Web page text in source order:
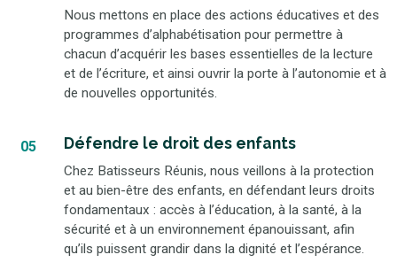
Nous mettons en place des actions éducatives et des
programmes d’alphabétisation pour permettre à
chacun d’acquérir les bases essentielles de la lecture
et de l’écriture, et ainsi ouvrir la porte à l’autonomie et à
de nouvelles opportunités.
05 Défendre le droit des enfants
Chez Batisseurs Réunis, nous veillons à la protection
et au bien-être des enfants, en défendant leurs droits
fondamentaux : accès à l’éducation, à la santé, à la
sécurité et à un environnement épanouissant, afin
qu’ils puissent grandir dans la dignité et l’espérance.